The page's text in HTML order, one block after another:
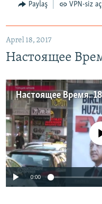
Paylaş VPN-siz
Aprel 18, 2017
Настоящее
Настоящее Время.
No media
0:00